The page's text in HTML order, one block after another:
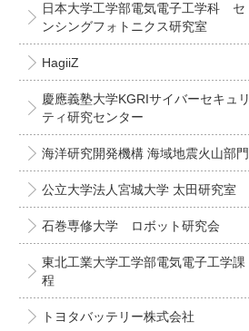
日本大学工学部電気電子工学科 セ
ンシングフォトニクス研究室
HagiiZ
慶應義塾大学KGRIサイバーセキュリ
ティ研究センター
海洋研究開発機構 海域地震火山部門
公立大学法人宮城大学 太田研究室
石巻専修大学 ロボット研究会
東北工業大学工学部電気電子工学課
程
トヨタバッテリー株式会社